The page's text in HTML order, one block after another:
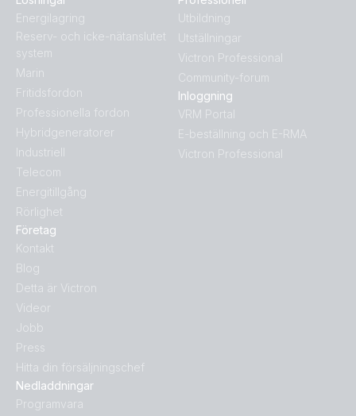
Nedladdningar
Programvara
Energilagring
Reserv- och icke-nätanslutet
system
Marin
Fritidsfordon
Professionella fordon
Hybridgeneratorer
Industriell
Telecom
Energitillgång
Rörlighet
Företag
Kontakt
Blog
Detta är Victron
Videor
Jobb
Press
Hitta din försäljningschef
Utbildning
Utställningar
Victron Professional
Community-forum
Inloggning
VRM Portal
E-beställning och E-RMA
Victron Professional